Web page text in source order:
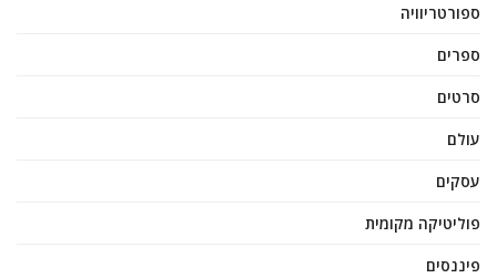
ספורטריוויה
ספרים
סרטים
עולם
עסקים
פוליטיקה מקומית
פיננסים